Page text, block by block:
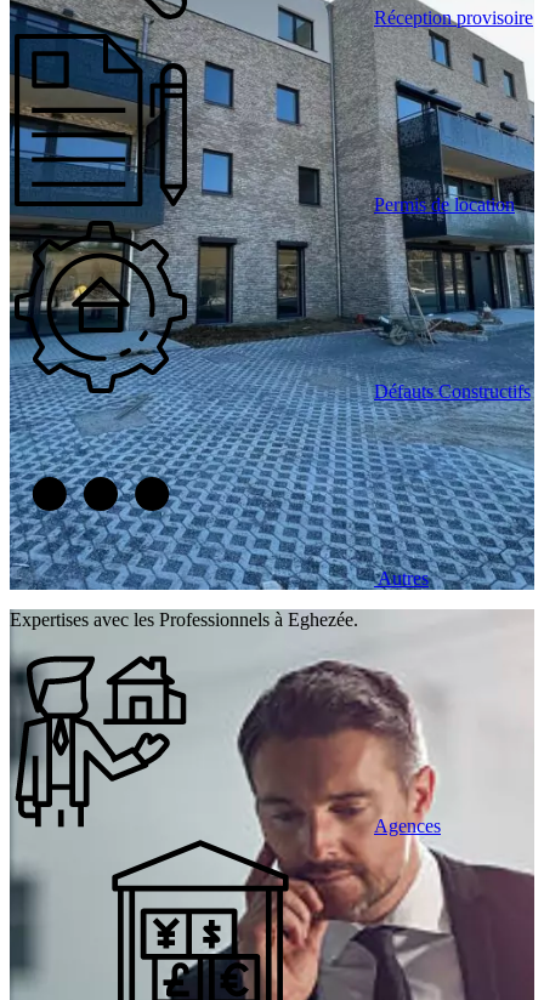
Réception provisoire
Permis de location
Défauts Constructifs
Autres
Expertises avec les Professionnels à Eghezée.
Agences